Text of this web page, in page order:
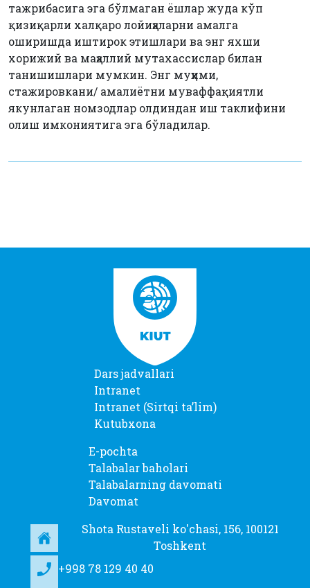
тажрибасига эга бўлмаган ёшлар жуда кўп
қизиқарли халқаро лойиҳаларни амалга
оширишда иштирок этишлари ва энг яхши
хорижий ва маҳаллий мутахассислар билан
танишишлари мумкин. Энг муҳими,
стажировкани/ амалиётни муваффақиятли
якунлаган номзодлар олдиндан иш таклифини
олиш имкониятига эга бўладилар.
Dars jadvallari
Intranet
Intranet (Sirtqi taʼlim)
Kutubxona
E-pochta
Talabalar baholari
Talabalarning davomati
Davomat
Shota Rustaveli ko'chasi, 156, 100121
Toshkent
+998 78 129 40 40